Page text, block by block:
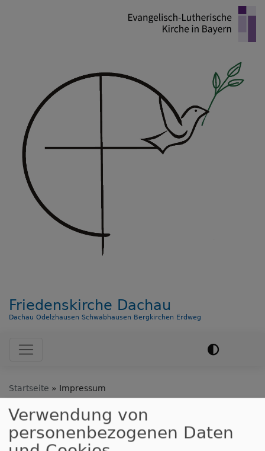
Friedenskirche Dachau
Dachau Odelzhausen Schwabhausen Bergkirchen Erdweg
Hauptnavigation
Startseite Impressum
Impressum
Verwendung von
personenbezogenen Daten